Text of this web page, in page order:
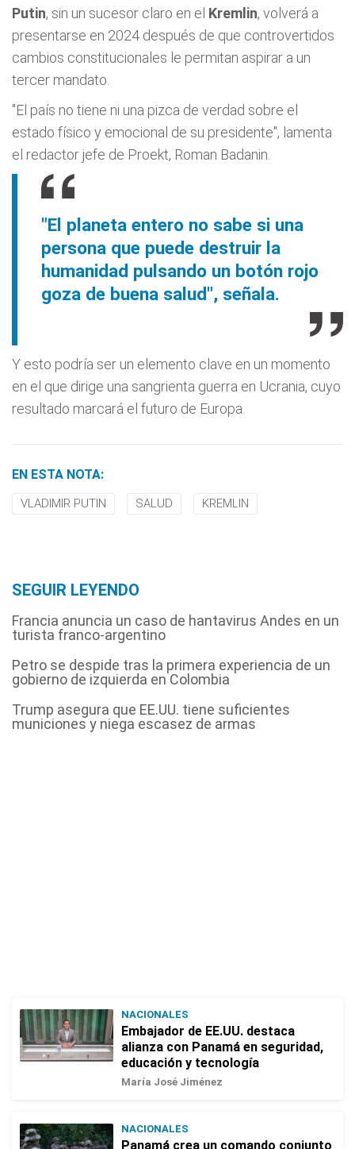
Putin, sin un sucesor claro en el Kremlin, volverá a
presentarse en 2024 después de que controvertidos
cambios constitucionales le permitan aspirar a un
tercer mandato.
"El país no tiene ni una pizca de verdad sobre el
estado físico y emocional de su presidente", lamenta
el redactor jefe de Proekt, Roman Badanin.
"El planeta entero no sabe si una
persona que puede destruir la
humanidad pulsando un botón rojo
goza de buena salud", señala.
Y esto podría ser un elemento clave en un momento
en el que dirige una sangrienta guerra en Ucrania, cuyo
resultado marcará el futuro de Europa.
EN ESTA NOTA:
VLADIMIR PUTIN SALUD KREMLIN
SEGUIR LEYENDO
Francia anuncia un caso de hantavirus Andes en un
turista franco-argentino
Petro se despide tras la primera experiencia de un
gobierno de izquierda en Colombia
Trump asegura que EE.UU. tiene suficientes
municiones y niega escasez de armas
NACIONALES
Embajador de EE.UU. destaca
alianza con Panamá en seguridad,
educación y tecnología
María José Jiménez
NACIONALES
Panamá crea un comando conjunto